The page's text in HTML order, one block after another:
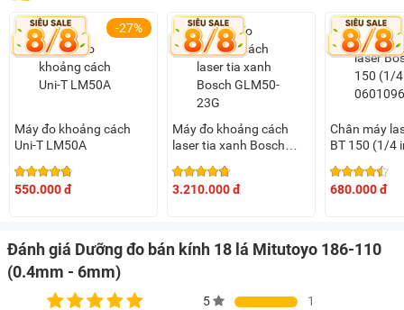
-27%
Máy đo khoảng cách
Uni-T LM50A
550.000 đ
Máy đo khoảng cách
laser tia xanh Bosch
(0601072VK0)
3.210.000 đ
Chân máy
BT 150 (1/4
680.000 đ
Đánh giá Dưỡng đo bán kính 18 lá Mitutoyo 186-110
(0.4mm - 6mm)
5
1